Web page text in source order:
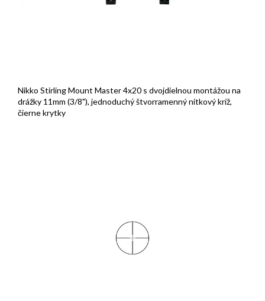
Nikko Stirling Mount Master 4x20 s dvojdielnou montážou na
drážky 11mm (3/8"), jednoduchý štvorramenný nitkový kríž,
čierne krytky